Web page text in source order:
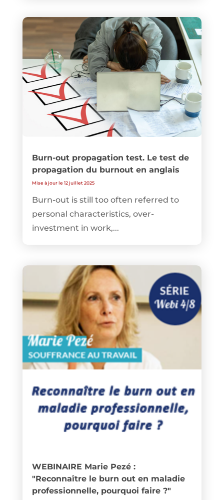
Burn-out propagation test. Le test de
propagation du burnout en anglais
Mise à jour le 12 juillet 2025
Burn-out is still too often referred to
personal characteristics, over-
investment in work,...
WEBINAIRE Marie Pezé :
"Reconnaître le burn out en maladie
professionnelle, pourquoi faire ?"